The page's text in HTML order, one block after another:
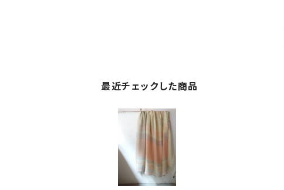
最近チェックした商品